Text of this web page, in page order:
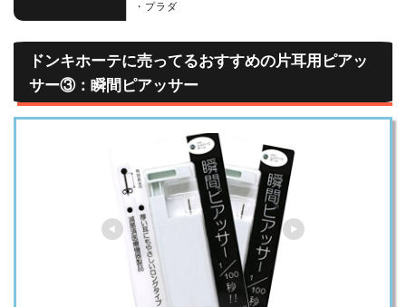
・プラダ
ドンキホーテに売ってるおすすめの片耳用ピアッ
サー③：瞬間ピアッサー